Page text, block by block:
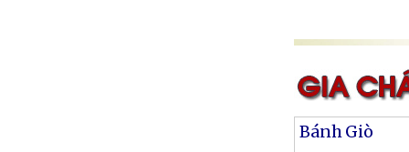
Bánh Giò